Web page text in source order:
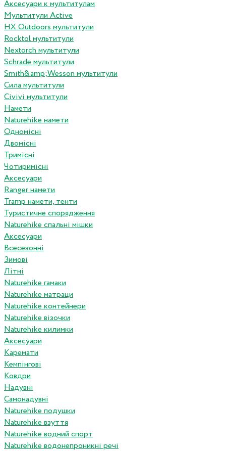
Аксесуари к мультитулам
Мультитули Active
HX Outdoors мультитули
Rocktol мультитули
Nextorch мультитули
Schrade мультитули
Smith&amp;Wesson мультитули
Сила мультитули
Civivi мультитули
Намети
Naturehike намети
Одномісні
Двомісні
Тримісні
Чотиримісні
Аксесуари
Ranger намети
Tramp намети, тенти
Туристичне спорядження
Naturehike спальні мішки
Аксесуари
Всесезонні
Зимові
Літні
Naturehike гамаки
Naturehike матраци
Naturehike контейнери
Naturehike візочки
Naturehike килимки
Аксесуари
Каремати
Кемпінгові
Ковдри
Надувні
Самонадувні
Naturehike подушки
Naturehike взуття
Naturehike водний спорт
Naturehike водонепроникні речі